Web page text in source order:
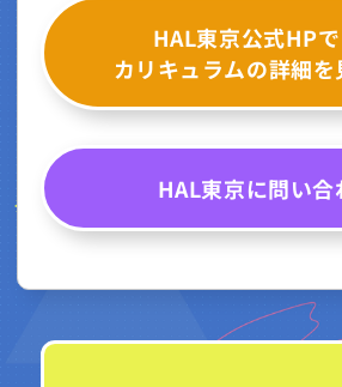
HAL東京公式HPで
カリキュラムの詳細を
HAL東京に問い合